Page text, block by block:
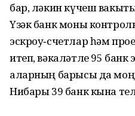
бар, ләкин күчеш
Үзәк банк моны
эскроу‑счетлар һәм
итеп, вәкаләтле 95
аларның барысы да
Нибары 39 банк кына